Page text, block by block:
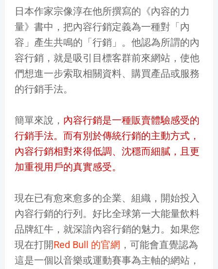
日本作家宗像淳在他所撰寫的《內容的力
量》書中，把內容行銷定義為一種對「內
容」產生共鳴的「行銷」。他認為所謂的內
容行銷，就是吸引目標客群前來網站，使他
們想進一步索取相關資料、購買產品或服務
的行銷手法。
簡單來說， 內容行銷是一種販賣體驗感受的
行銷手法。而有別於傳統行銷的主動方式，
內容行銷相對來得低調、沈穩而細膩，且更
加重視用戶的真實感受。
現在已有愈來愈多的企業、組織，開始投入
內容行銷的行列。好比全球第一大能量飲料
品牌紅牛，就深諳內容行銷的魅力。如果您
現在打開Red Bull 的官網 ，可能會直覺認為
這是一個以音樂或運動賽事為主軸的網站，